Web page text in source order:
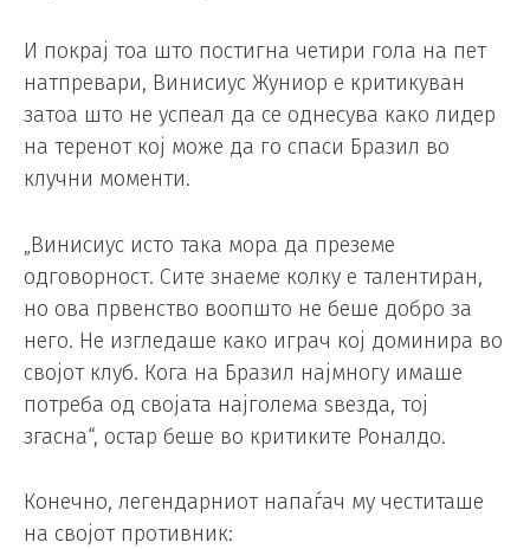
И покрај тоа што постигна четири гола на пет
натпревари, Винисиус Жуниор е критикуван
затоа што не успеал да се однесува како лидер
на теренот кој може да го спаси Бразил во
клучни моменти.
„Винисиус исто така мора да преземе
одговорност. Сите знаеме колку е талентиран,
но ова првенство воопшто не беше добро за
него. Не изгледаше како играч кој доминира во
својот клуб. Кога на Бразил најмногу имаше
потреба од својата најголема ѕвезда, тој
згасна“, остар беше во критиките Роналдо.
Конечно, легендарниот напаѓач му честиташе
на својот противник: